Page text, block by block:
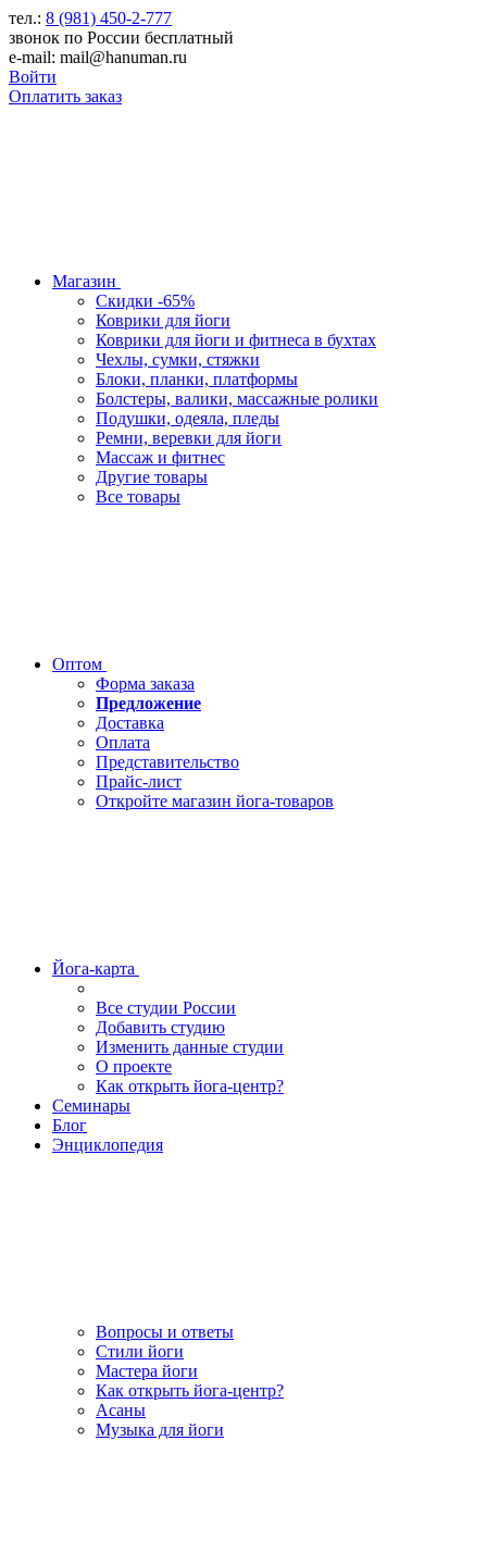
тел.: 8 (981) 450-2-777
звонок по России бесплатный
e-mail: mail@hanuman.ru
Войти
Оплатить заказ
Магазин
Скидки -65%
Коврики для йоги
Коврики для йоги и фитнеса в бухтах
Чехлы, сумки, стяжки
Блоки, планки, платформы
Болстеры, валики, массажные ролики
Подушки, одеяла, пледы
Ремни, веревки для йоги
Массаж и фитнес
Другие товары
Все товары
Оптом
Форма заказа
Предложение
Доставка
Оплата
Представительство
Прайс-лист
Откройте магазин йога-товаров
Йога-карта
Все студии России
Добавить студию
Изменить данные студии
О проекте
Как открыть йога-центр?
Семинары
Блог
Энциклопедия
Вопросы и ответы
Стили йоги
Мастера йоги
Как открыть йога-центр?
Асаны
Музыка для йоги